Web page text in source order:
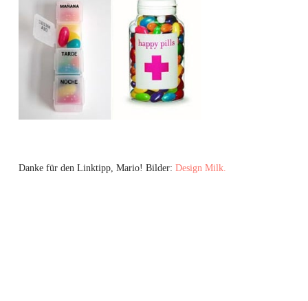
Danke für den Linktipp, Mario! Bilder: Design Milk.